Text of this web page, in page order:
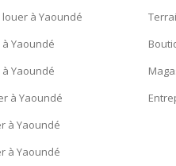
à Yaoundé
Yaoundé
Yaoundé
à Yaoundé
à Yaoundé
à Yaoundé